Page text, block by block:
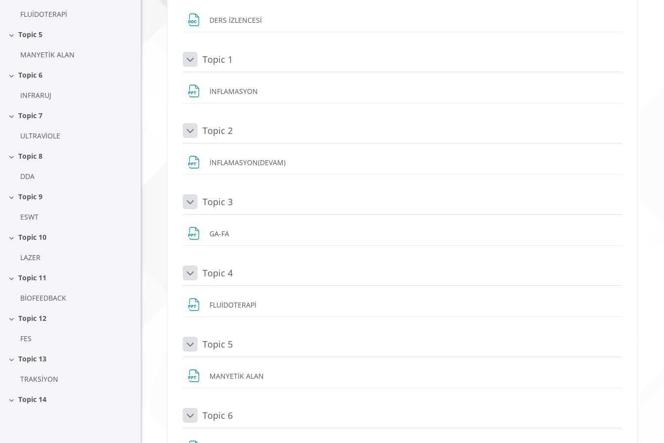
FLUİDOTERAPİ
Daralt
Topic 5
MANYETİK ALAN
Daralt
Topic 6
INFRARUJ
Daralt
Topic 7
ULTRAVİOLE
Daralt
Topic 8
DDA
Daralt
Topic 9
ESWT
Daralt
Topic 10
LAZER
Daralt
Topic 11
BİOFEEDBACK
Daralt
Topic 12
FES
Daralt
Topic 13
TRAKSİYON
Daralt
Topic 14
DERS İZLENCESİ
DaraltTopic 1
İNFLAMASYON
DaraltTopic 2
İNFLAMASYON(DEVAM)
DaraltTopic 3
GA-FA
DaraltTopic 4
FLUİDOTERAPİ
DaraltTopic 5
MANYETİK ALAN
DaraltTopic 6